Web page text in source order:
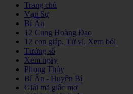
Trang chủ
Vạn Sự
Bí Ẩn
12 Cung Hoàng Đạo
12 con giáp, Tử vi, Xem bói
Tướng số
Xem ngày
Phong Thủy
Bí Ẩn - Huyền Bí
Giải mã giấc mơ